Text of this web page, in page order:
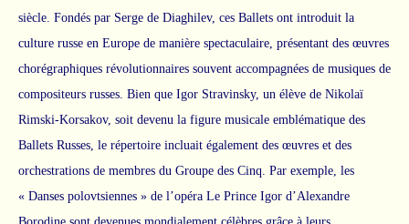
siècle. Fondés par Serge de Diaghilev, ces Ballets ont introduit la
culture russe en Europe de manière spectaculaire, présentant des œuvres
chorégraphiques révolutionnaires souvent accompagnées de musiques de
compositeurs russes. Bien que Igor Stravinsky, un élève de Nikolaï
Rimski-Korsakov, soit devenu la figure musicale emblématique des
Ballets Russes, le répertoire incluait également des œuvres et des
orchestrations de membres du Groupe des Cinq. Par exemple, les
« Danses polovtsiennes » de l’opéra Le Prince Igor d’Alexandre